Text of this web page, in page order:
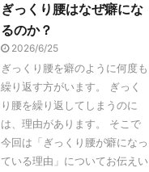
ぎっくり腰はなぜ癖にな
るのか？
2026/6/25
ぎっくり腰を癖のように何度も
繰り返す方がいます。 ぎっく
り腰を繰り返してしまうのに
は、理由があります。 そこで
今回は「ぎっくり腰が癖になっ
ている理由」についてお伝えい